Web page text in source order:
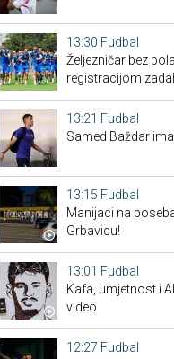
13:30 Fudbal
Željezničar bez
registracijom
13:21 Fudbal
Samed Baždar
13:15 Fudbal
Manijaci na
Grbavicu!
13:01 Fudbal
Kafa, umjetnost i
video
12:27 Fudbal